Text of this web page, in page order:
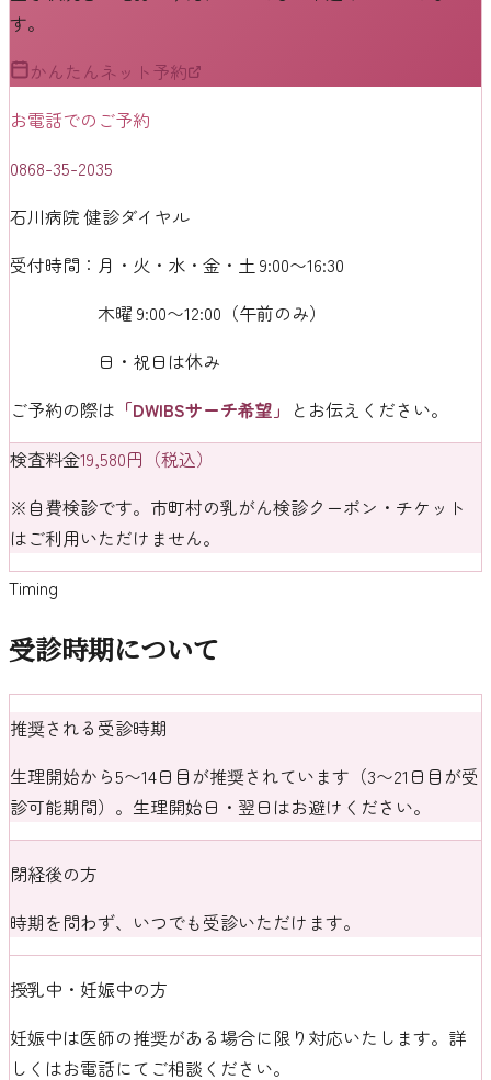
す。
かんたんネット予約
お電話でのご予約
0868-35-2035
石川病院健診ダイヤル
受付時間：月・火・水・金・土 9:00〜16:30
木曜 9:00〜12:00（午前のみ）
日・祝日は休み
ご予約の際は 「DWIBSサーチ希望」 とお伝えください。
検査料金19,580円（税込）
※自費検診です。市町村の乳がん検診クーポン・チケット
はご利用いただけません。
Timing
受診時期について
推奨される受診時期
生理開始から5〜14日目が推奨されています（3〜21日目が受
診可能期間）。生理開始日・翌日はお避けください。
閉経後の方
時期を問わず、いつでも受診いただけます。
授乳中・妊娠中の方
妊娠中は医師の推奨がある場合に限り対応いたします。詳
しくはお電話にてご相談ください。